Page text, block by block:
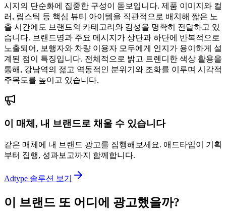
시지의 단순화에 집중한 구성이 돋보입니다. 제품 이미지와 컬
러, 립스틱 등 핵심 뷰티 아이템을 직관적으로 배치해 짧은 노
출 시간에도 브랜드의 카테고리와 감성을 명확히 전달하고 있
습니다. 브랜드명과 주요 메시지가 상단과 하단에 반복적으로
노출되어, 보행자와 차량 이용자 모두에게 인지가 용이하게 설
계된 점이 특징입니다. 전체적으로 밝고 트렌디한 색상 활용을
통해, 강남역의 젊고 역동적인 분위기와 조화를 이루며 시각적
주목도를 높이고 있습니다.
이 매체, 내 브랜드로 채울 수 있습니다
같은 매체에 내 브랜드 광고를 집행해보세요. 애드타입이 기획
부터 집행, 성과보고까지 함께합니다.
Adtype 솔루션 보기
이 브랜드 또 어디에 광고했을까?